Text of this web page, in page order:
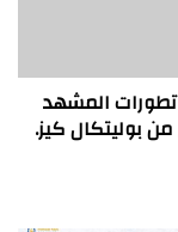
تطورات المشهد
بوليتكال كيز.